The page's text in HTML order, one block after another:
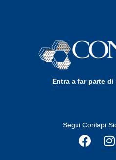
Entra a far parte
Segui Confapi